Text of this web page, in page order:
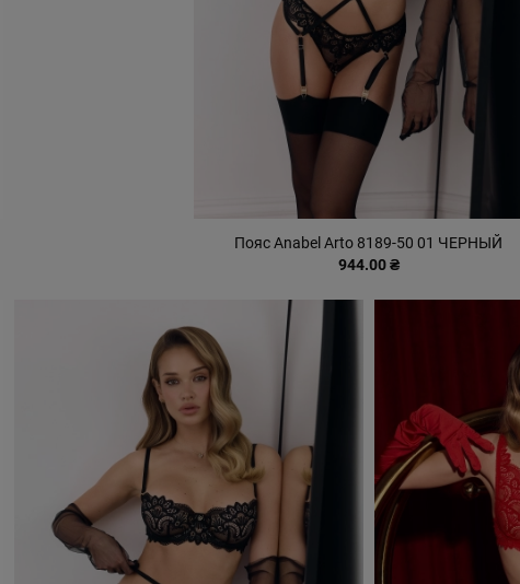
Пояс Anabel Arto 8189-50 01 ЧЕРНЫЙ
944.00 ₴